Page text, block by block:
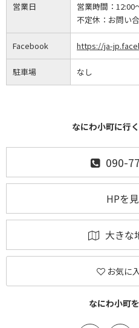
営業日 営業時間： 12:00
不定休： お問い
Facebook https://ja-
駐車場 なし
なにわ小町に行
090-
HPを
大きな
お気に
なにわ小町